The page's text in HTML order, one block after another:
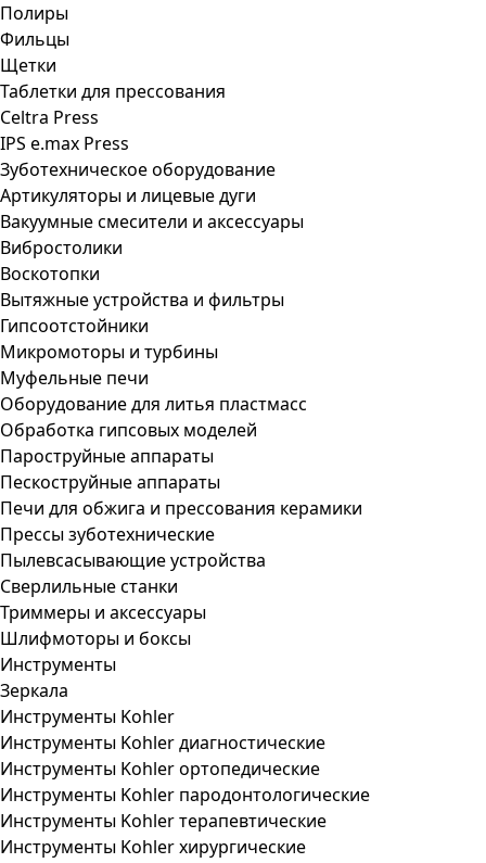
Полиры
Фильцы
Щетки
Таблетки для прессования
Celtra Press
IPS e.max Press
Зуботехническое оборудование
Артикуляторы и лицевые дуги
Вакуумные смесители и аксессуары
Вибростолики
Воскотопки
Вытяжные устройства и фильтры
Гипсоотстойники
Микромоторы и турбины
Муфельные печи
Оборудование для литья пластмасс
Обработка гипсовых моделей
Пароструйные аппараты
Пескоструйные аппараты
Печи для обжига и прессования керамики
Прессы зуботехнические
Пылевсасывающие устройства
Сверлильные станки
Триммеры и аксессуары
Шлифмоторы и боксы
Инструменты
Зеркала
Инструменты Kohler
Инструменты Kohler диагностические
Инструменты Kohler ортопедические
Инструменты Kohler пародонтологические
Инструменты Kohler терапевтические
Инструменты Kohler хирургические